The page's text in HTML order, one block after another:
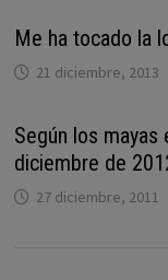
Me ha tocado la
21 diciembre, 2013
Según los
diciembre de
27 diciembre, 2011